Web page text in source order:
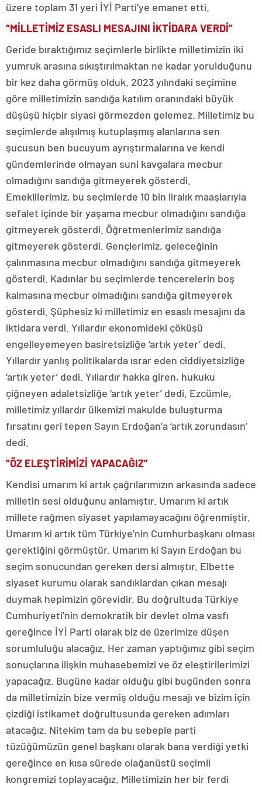
üzere toplam 31 yeri İYİ Parti’ye emanet etti.
“MİLLETİMİZ ESASLI MESAJINI İKTİDARA VERDİ”
Geride bıraktığımız seçimlerle birlikte milletimizin iki
yumruk arasına sıkıştırılmaktan ne kadar yorulduğunu
bir kez daha görmüş olduk. 2023 yılındaki seçimine
göre milletimizin sandığa katılım oranındaki büyük
düşüşü hiçbir siyasi görmezden gelemez. Milletimiz bu
seçimlerde alışılmış kutuplaşmış alanlarına sen
şucusun ben bucuyum ayrıştırmalarına ve kendi
gündemlerinde olmayan suni kavgalara mecbur
olmadığını sandığa gitmeyerek gösterdi.
Emeklilerimiz, bu seçimlerde 10 bin liralık maaşlarıyla
sefalet içinde bir yaşama mecbur olmadığını sandığa
gitmeyerek gösterdi. Öğretmenlerimiz sandığa
gitmeyerek gösterdi. Gençlerimiz, geleceğinin
çalınmasına mecbur olmadığını sandığa gitmeyerek
gösterdi. Kadınlar bu seçimlerde tencerelerin boş
kalmasına mecbur olmadığını sandığa gitmeyerek
gösterdi. Şüphesiz ki milletimiz en esaslı mesajını da
iktidara verdi. Yıllardır ekonomideki çöküşü
engelleyemeyen basiretsizliğe ‘artık yeter’ dedi.
Yıllardır yanlış politikalarda ısrar eden ciddiyetsizliğe
‘artık yeter’ dedi. Yıllardır hakka giren, hukuku
çiğneyen adaletsizliğe ‘artık yeter’ dedi. Ezcümle,
milletimiz yıllardır ülkemizi makulde buluşturma
fırsatını geri tepen Sayın Erdoğan’a ‘artık zorundasın’
dedi.
“ÖZ ELEŞTİRİMİZİ YAPACAĞIZ”
Kendisi umarım ki artık çağrılarımızın arkasında sadece
milletin sesi olduğunu anlamıştır. Umarım ki artık
millete rağmen siyaset yapılamayacağını öğrenmiştir.
Umarım ki artık tüm Türkiye’nin Cumhurbaşkanı olması
gerektiğini görmüştür. Umarım ki Sayın Erdoğan bu
seçim sonucundan gereken dersi almıştır. Elbette
siyaset kurumu olarak sandıklardan çıkan mesajı
duymak hepimizin görevidir. Bu doğrultuda Türkiye
Cumhuriyeti’nin demokratik bir devlet olma vasfı
gereğince İYİ Parti olarak biz de üzerimize düşen
sorumluluğu alacağız. Her zaman yaptığımız gibi seçim
sonuçlarına ilişkin muhasebemizi ve öz eleştirilerimizi
yapacağız. Bugüne kadar olduğu gibi bugünden sonra
da milletimizin bize vermiş olduğu mesajı ve bizim için
çizdiği istikamet doğrultusunda gereken adımları
atacağız. Nitekim tam da bu sebeple parti
tüzüğümüzün genel başkanı olarak bana verdiği yetki
gereğince en kısa sürede olağanüstü seçimli
kongremizi toplayacağız. Milletimizin her bir ferdi